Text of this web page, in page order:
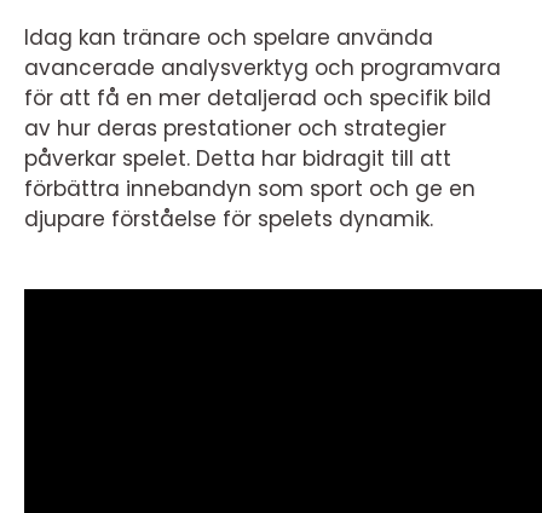
Idag kan tränare och spelare använda
avancerade analysverktyg och programvara
för att få en mer detaljerad och specifik bild
av hur deras prestationer och strategier
påverkar spelet. Detta har bidragit till att
förbättra innebandyn som sport och ge en
djupare förståelse för spelets dynamik.